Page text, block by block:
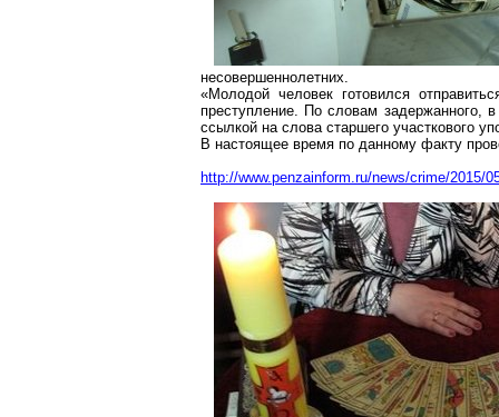
несовершеннолетних.
«Молодой человек готовился
преступление. По словам задержанного,
ссылкой на слова старшего участкового
В настоящее время по данному факту
http://www.penzainform.ru/news/crime/2015/